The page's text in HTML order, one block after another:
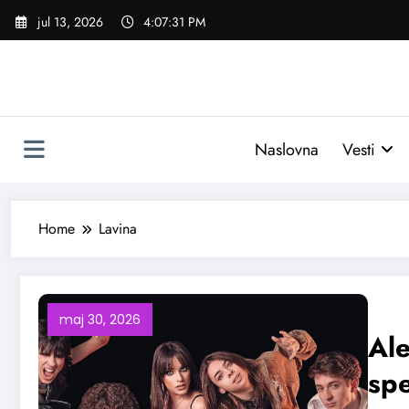
Skoči
jul 13, 2026 4:07:32 PM
Naslovna Vesti
Home Lavina
maj 30, 2026